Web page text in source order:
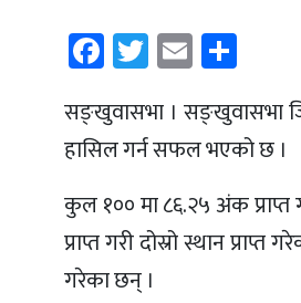
Facebook
Twitter
Email
सङ्खुवासभा । सङ्खुवासभा
हासिल गर्न सफल भएको छ ।
कुल १०० मा ८६.२५ अंक
प्राप्त गरी दोस्रो स्थान
गरेका छन् ।